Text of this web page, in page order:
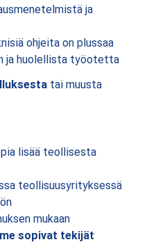
ja
ohjeita on plussaa
ja huolellista työotetta
tai muusta
lisää teollisesta
teollisuusyrityksessä
mukaan
sopivat tekijät